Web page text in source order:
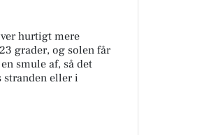
hurtigt mere
grader, og solen får
smule af, så det
stranden eller i